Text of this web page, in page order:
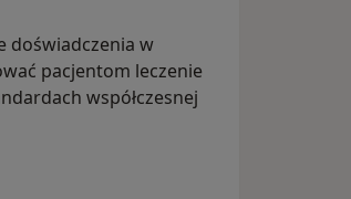
doświadczenia w
pacjentom leczenie
współczesnej